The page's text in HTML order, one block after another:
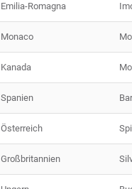
Emilia-Romagna
Monaco
Kanada
Spanien
Österreich
Großbritannien